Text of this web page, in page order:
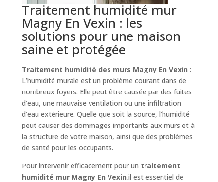
Traitement humidité mur
Magny En Vexin : les
solutions pour une maison
saine et protégée
Traitement humidité des murs Magny En Vexin :
L’humidité murale est un problème courant dans de
nombreux foyers. Elle peut être causée par des fuites
d’eau, une mauvaise ventilation ou une infiltration
d’eau extérieure. Quelle que soit la source, l’humidité
peut causer des dommages importants aux murs et à
la structure de votre maison, ainsi que des problèmes
de santé pour les occupants.
Pour intervenir efficacement pour un traitement
humidité mur Magny En Vexin,il est essentiel de